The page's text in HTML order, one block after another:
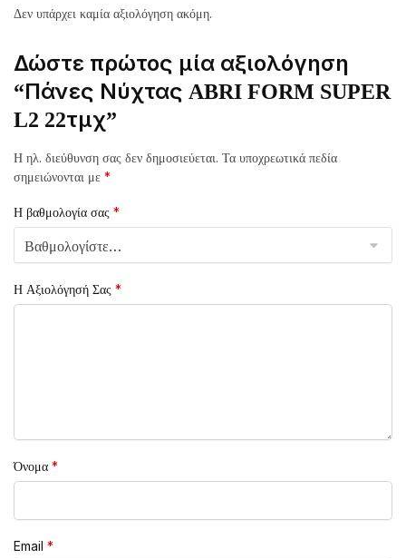
Δεν υπάρχει καμία αξιολόγηση ακόμη.
Δώστε πρώτος μία αξιολόγηση
“Πάνες Νύχτας ABRI FORM SUPER
L2 22τμχ”
Η ηλ. διεύθυνση σας δεν δημοσιεύεται. Τα υποχρεωτικά πεδία
σημειώνονται με *
Η βαθμολογία σας *
Η Αξιολόγησή Σας *
Όνομα *
Email *